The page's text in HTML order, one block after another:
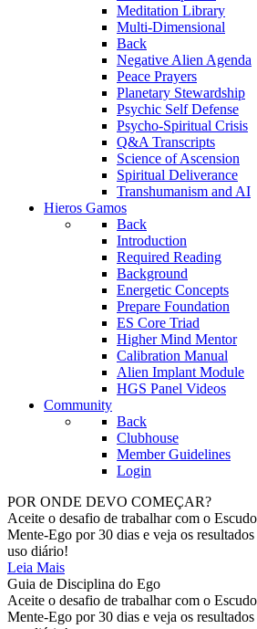
Meditation Library
Multi-Dimensional
Back
Negative Alien Agenda
Peace Prayers
Planetary Stewardship
Psychic Self Defense
Psycho-Spiritual Crisis
Q&A Transcripts
Science of Ascension
Spiritual Deliverance
Transhumanism and AI
Hieros Gamos
Back
Introduction
Required Reading
Background
Energetic Concepts
Prepare Foundation
ES Core Triad
Higher Mind Mentor
Calibration Manual
Alien Implant Module
HGS Panel Videos
Community
Back
Clubhouse
Member Guidelines
Login
POR ONDE DEVO COMEÇAR?
Aceite o desafio de trabalhar com o
Mente-Ego por 30 dias e veja os
uso diário!
Leia Mais
Guia de Disciplina do Ego
Aceite o desafio de trabalhar com o
Mente-Ego por 30 dias e veja os